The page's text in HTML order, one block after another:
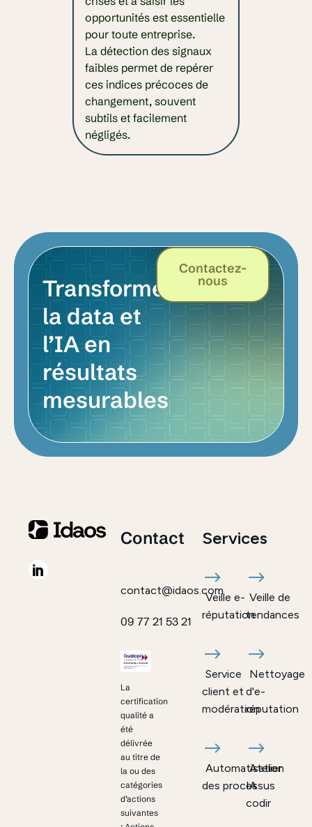
opportunités est essentielle
pour toute entreprise.
La détection des signaux
faibles permet de repérer
ces indices précoces de
changement, souvent
subtils et facilement
négligés.
Transformer
la data et
l’IA en
résultats
mesurables
Contactez-
nous
Contact
contact@idaos.com
09 77 21 53 21
La
certification
qualité a
été
délivrée
au titre de
la ou des
catégories
d’actions
suivantes
Services
Veille e-
réputation
Service
client et
modération
Automatisation
des processus
Veille de
tendances
Nettoyage
d'e-
réputation
Atelier
IA
codir